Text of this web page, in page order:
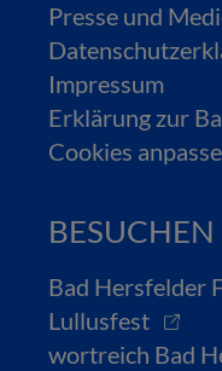
Presse und
Impressum
Erklärung zur
Cookies
Bad Hersfelder
Lullusfest
wortreich Bad